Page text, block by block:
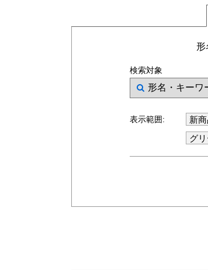
形
検索対象
表示範囲: 新
グ